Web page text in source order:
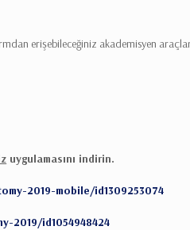
erişebileceğiniz akademisyen
uygulamasını indirin.
2019-mobile/id1309253074
2019/id1054948424